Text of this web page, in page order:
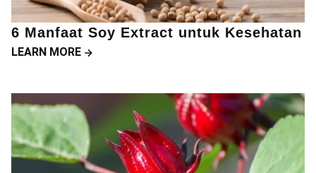
6 Manfaat Soy Extract untuk Kesehatan
LEARN MORE